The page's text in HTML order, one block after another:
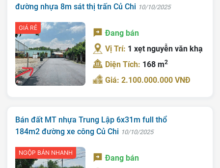
đường nhựa 8m sát thị trấn Củ Chi 10/10/2025
GIÁ RẺ
Đang bán
Vị Trí: 1 xẹt nguyễn văn khạ
Diện Tích: 168 m2
Giá: 2.100.000.000 VNĐ
Bán đất MT nhựa Trung Lập 6x31m full thổ
184m2 đường xe công Củ Chi 10/10/2025
NGỘP BÁN NHANH
Đang bán